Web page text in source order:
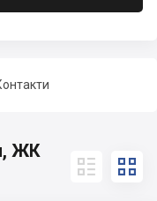
ЖК
 